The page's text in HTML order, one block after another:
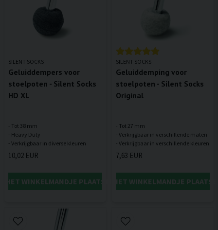
SILENT SOCKS
Geluiddempers voor
stoelpoten - Silent Socks
HD XL
- Tot 38 mm
- Heavy Duty
10,02 EUR
HET WINKELMANDJE PLAATSEN
SILENT SOCKS
Geluiddemping voor
stoelpoten - Silent Socks
Original
- Tot 27 mm
- Verkrijgbaar in verschillende maten
7,63 EUR
IN HET WINKELMANDJE